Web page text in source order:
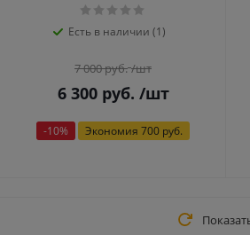
Есть в наличии (1)
7 000руб. /шт
6 300руб. /шт
-10% Экономия 700 руб.